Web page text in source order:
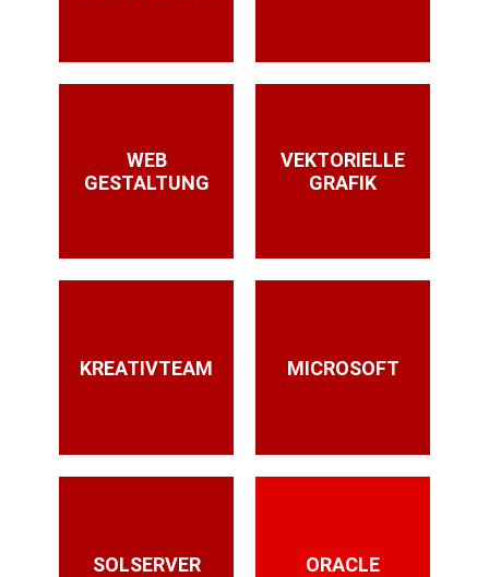
WEB
GESTALTUNG
VEKTORIELLE
GRAFIK
KREATIVTEAM MICROSOFT
SOLSERVER ORACLE